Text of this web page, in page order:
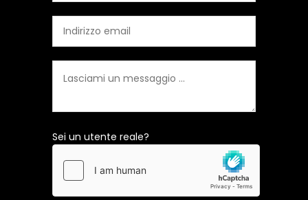
Sei un utente reale?